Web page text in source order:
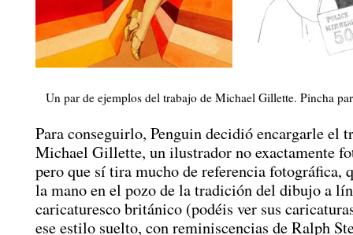
Un par de ejemplos del trabajo de Michael Gillette. Pincha
Para conseguirlo, Penguin decidió encargarle el
Michael Gillette, un ilustrador no exactamente
pero que sí tira mucho de referencia fotográfica,
la mano en el pozo de la tradición del dibujo a
caricaturesco británico (podéis ver sus
ese estilo suelto, con reminiscencias de Ralph